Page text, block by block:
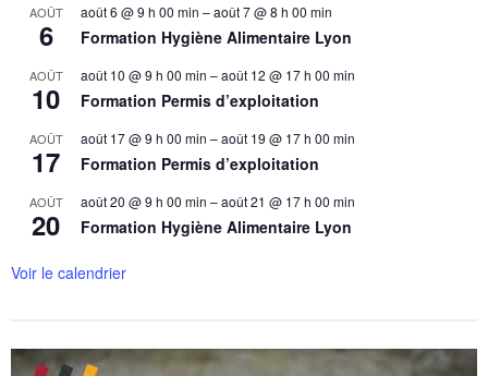
AOÛT
6
août 6 @ 9 h 00 min –août 7 @ 8 h 00 min
Formation Hygiène Alimentaire Lyon
AOÛT
10
août 10 @ 9 h 00 min –août 12 @ 17 h 00 min
Formation Permis d’exploitation
AOÛT
17
août 17 @ 9 h 00 min –août 19 @ 17 h 00 min
Formation Permis d’exploitation
AOÛT
20
août 20 @ 9 h 00 min –août 21 @ 17 h 00 min
Formation Hygiène Alimentaire Lyon
Voir le calendrier